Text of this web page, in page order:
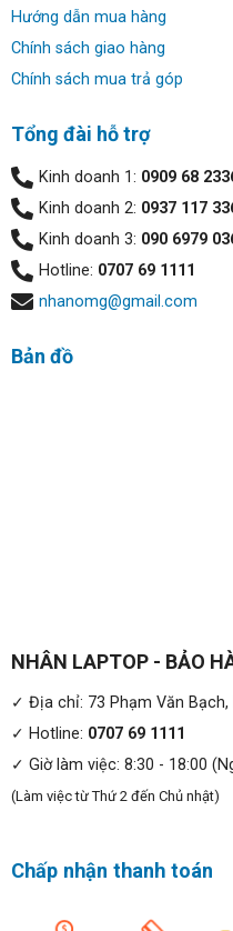
Hướng dẫn mua hàng
Chính sách giao hàng
Chính sách mua trả góp
Tổng đài hỗ trợ
Kinh doanh 1: 0909 68
Kinh doanh 2: 0937 117
Kinh doanh 3: 090 6979
Hotline: 0707 69 1111
nhanomg@gmail.com
Bản đồ
NHÂN LAPTOP - BẢO
✓ Địa chỉ: 73 Phạm Văn Bạch,
✓ Hotline: 0707 69 1111
✓ Giờ làm việc: 8:30 - 18:00
(Làm việc từ Thứ 2 đến Chủ nhật)
Chấp nhận thanh toán